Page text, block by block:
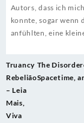
Autors, dass ich
konnte, sogar wenn
anfühlten, eine
Post
navigation
Truancy
Rebelião
– Leia
Mais,
Viva
The
Spacetime,